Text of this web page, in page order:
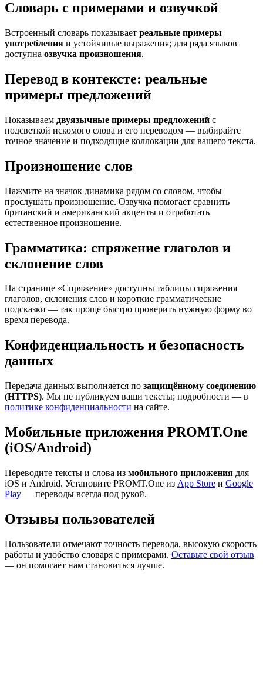
Словарь с примерами и озвучкой
Встроенный словарь показывает реальные примеры
употребления и устойчивые выражения; для ряда языков
доступна озвучка произношения.
Перевод в контексте: реальные
примеры предложений
Показываем двуязычные примеры предложений с
подсветкой искомого слова и его переводом — выбирайте
точное значение и подходящие коллокации для вашего текста.
Произношение слов
Нажмите на значок динамика рядом со словом, чтобы
прослушать произношение. Озвучка помогает сравнить
британский и американский акценты и отработать
естественное произношение.
Грамматика: спряжение глаголов и
склонение слов
На странице «Спряжение» доступны таблицы спряжения
глаголов, склонения слов и короткие грамматические
подсказки — так проще быстро проверить нужную форму во
время перевода.
Конфиденциальность и безопасность
данных
Передача данных выполняется по защищённому соединению
(HTTPS). Мы не публикуем ваши тексты; подробности — в
политике конфиденциальности на сайте.
Мобильные приложения PROMT.One
(iOS/Android)
Переводите тексты и слова из мобильного приложения для
iOS и Android. Установите PROMT.One из App Store и Google
Play — переводы всегда под рукой.
Отзывы пользователей
Пользователи отмечают точность перевода, высокую скорость
работы и удобство словаря с примерами. Оставьте свой отзыв
— он помогает нам становиться лучше.